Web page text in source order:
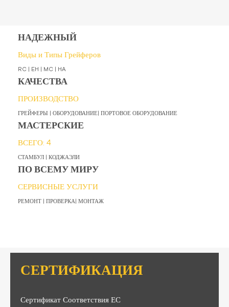
НАДЕЖНЫЙ
Виды и Типы Грейферов
RC | EH | MC | HA
КАЧЕСТВА
ПРОИЗВОДСТВО
ГРЕЙФЕРЫ | ОБОРУДОВАНИЕ| ПОРТОВОЕ ОБОРУДОВАНИЕ
МАСТЕРСКИЕ
ВСЕГО: 4
СТАМБУЛ | КОДЖАЭЛИ
ПО ВСЕМУ МИРУ
СЕРВИСНЫЕ УСЛУГИ
РЕМОНТ | ПРОВЕРКА| МОНТАЖ
СЕРТИФИКАЦИЯ
Сертификат Соответствия ЕС